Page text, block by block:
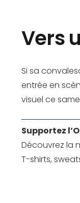
Vers
Si sa
entrée en
visuel ce
Supportez
Découvrez la
T-shirts,